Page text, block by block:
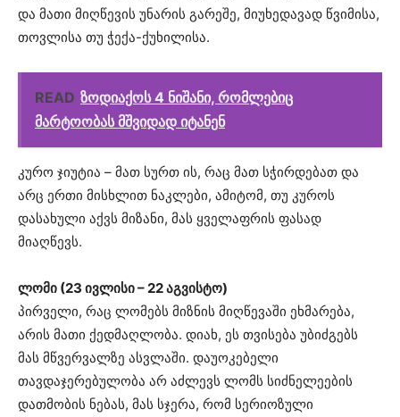
და მათი მიღწევის უნარის გარეშე, მიუხედავად წვიმისა,
თოვლისა თუ ჭექა-ქუხილისა.
READ ზოდიაქოს 4 ნიშანი, რომლებიც
მარტოობას მშვიდად იტანენ
კურო ჯიუტია – მათ სურთ ის, რაც მათ სჭირდებათ და
არც ერთი მისხლით ნაკლები, ამიტომ, თუ კუროს
დასახული აქვს მიზანი, მას ყველაფრის ფასად
მიაღწევს.
ლომი (23 ივლისი – 22 აგვისტო)
პირველი, რაც ლომებს მიზნის მიღწევაში ეხმარება,
არის მათი ქედმაღლობა. დიახ, ეს თვისება უბიძგებს
მას მწვერვალზე ასვლაში. დაუოკებელი
თავდაჯერებულობა არ აძლევს ლომს სიძნელეების
დათმობის ნებას, მას სჯერა, რომ სერიოზული